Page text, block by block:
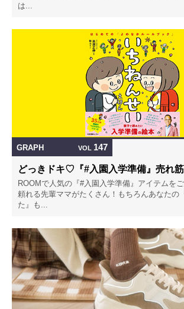
は...
GRAPH VOL 147
どっきドキ♡『#入園入学準備』売れ筋
ROOMで人気の『#入園入学準備』アイテムを
頼れる先輩ママがたくさん！もちろんあなたの
た』も...